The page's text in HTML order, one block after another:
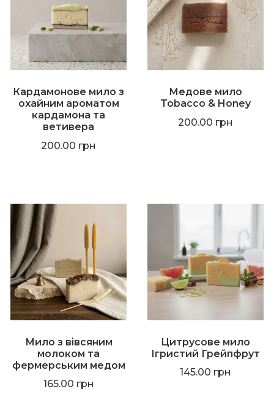
Кардамонове мило з
охайним ароматом
кардамона та
ветивера
200.00 грн
Медове мило
Tobacco & Honey
200.00 грн
Мило з вівсяним
молоком та
фермерським медом
165.00 грн
Цитрусове мило
Ігристий Грейпфрут
145.00 грн